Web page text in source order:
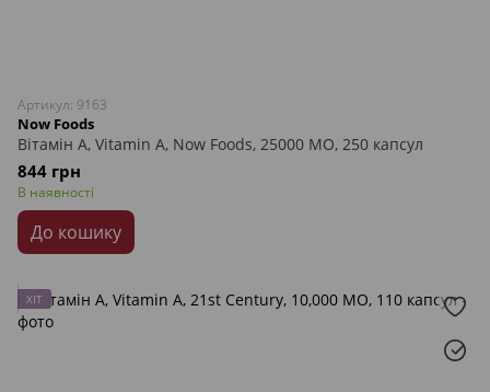
Артикул: 9163
Now Foods
Вітамін А, Vitamin A, Now Foods, 25000 МО, 250 капсул
844 грн
В наявності
До кошику
ХІТ